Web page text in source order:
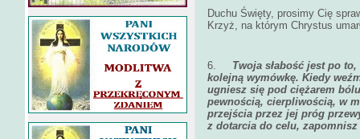
Duchu Święty, prosimy Cię
Krzyż, na którym Chrystus
6. Twoja słabość jest po
kolejną wymówkę. Kiedy
ugniesz się pod ciężarem
pewnością, cierpliwością, w
przejścia przez jej próg
z dotarcia do celu,